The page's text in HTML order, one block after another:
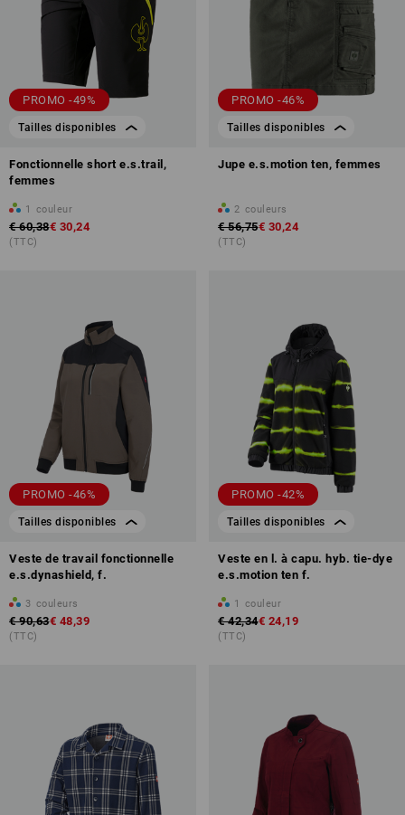
PROMO -49%
Tailles disponibles
Fonctionnelle short e.s.trail,
femmes
1 couleur
€ 60,38€ 30,24
(TTC)
PROMO -46%
Tailles disponibles
Jupe e.s.motion ten, femmes
2 couleurs
€ 56,75€ 30,24
(TTC)
PROMO -46%
Tailles disponibles
Veste de travail fonctionnelle
e.s.dynashield, f.
3 couleurs
€ 90,63€ 48,39
(TTC)
PROMO -42%
Tailles disponibles
Veste en l. à capu. hyb. tie-dye
e.s.motion ten f.
1 couleur
€ 42,34€ 24,19
(TTC)